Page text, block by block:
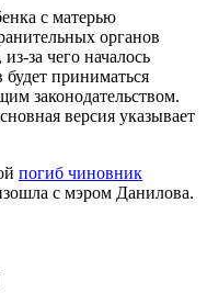
с матерью
органов
за чего началось
будет приниматься
законодательством.
версия указывает
погиб чиновник
с мэром Данилова.